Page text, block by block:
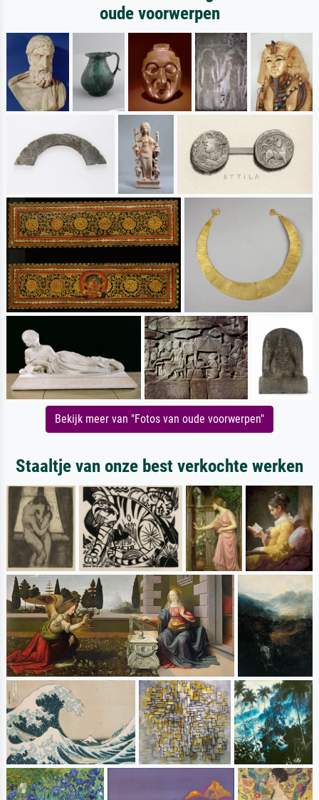
oude voorwerpen
Bekijk meer van "Fotos van oude voorwerpen"
Staaltje van onze best verkochte werken